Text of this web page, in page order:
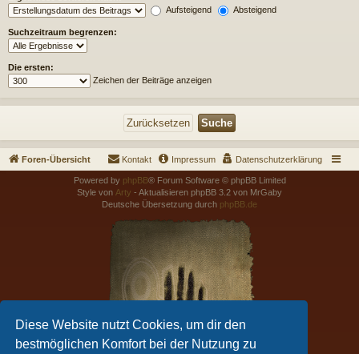
Diese Website nutzt Cookies, um dir den
bestmöglichen Komfort bei der Nutzung zu
Aufsteigend
Absteigend
Suchzeitraum begrenzen:
Die ersten:
Zeichen der Beiträge anzeigen
Foren-Übersicht Datenschutzerklärung
Impressum
Kontakt
Powered by phpBB® Forum Software © phpBB Limited
Style von Arty - Aktualisieren phpBB 3.2 von MrGaby
Deutsche Übersetzung durch phpBB.de